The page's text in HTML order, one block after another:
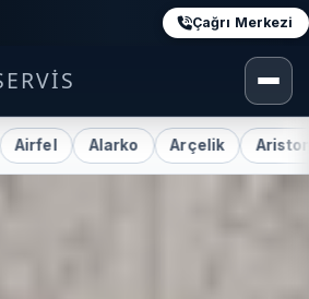
Çağrı Merkezi
Alarko Arçelik Ariston Baxi